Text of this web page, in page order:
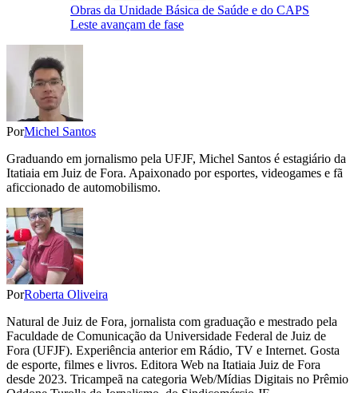
Obras da Unidade Básica de Saúde e do CAPS
Leste avançam de fase
PorMichel Santos
Graduando em jornalismo pela UFJF, Michel Santos é estagiário da
Itatiaia em Juiz de Fora. Apaixonado por esportes, videogames e fã
aficcionado de automobilismo.
PorRoberta Oliveira
Natural de Juiz de Fora, jornalista com graduação e mestrado pela
Faculdade de Comunicação da Universidade Federal de Juiz de
Fora (UFJF). Experiência anterior em Rádio, TV e Internet. Gosta
de esporte, filmes e livros. Editora Web na Itatiaia Juiz de Fora
desde 2023. Tricampeã na categoria Web/Mídias Digitais no Prêmio